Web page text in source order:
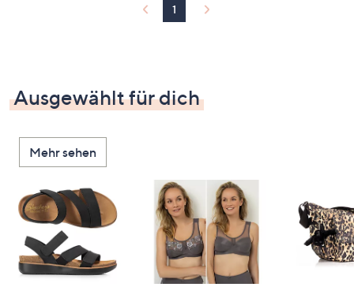
1
Ausgewählt für dich
Mehr sehen